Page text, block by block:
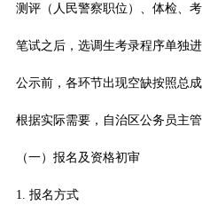
测评（人民警察职位）、体检、
笔试之后，选调生考录程序单独进
公示前，各环节出现空缺按照总
根据实际需要，自治区公务员主
（一）报名及资格初审
1. 报名方式